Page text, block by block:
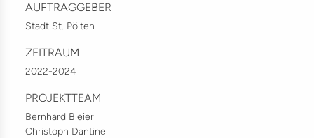
AUFTRAGGEBER
Stadt St. Pölten
ZEITRAUM
2022-2024
PROJEKTTEAM
Bernhard Bleier
Christoph Dantine